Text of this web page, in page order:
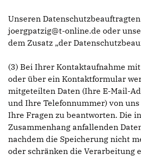
Unseren
joergpatzig@t-online.de oder
dem Zusatz „der
(3) Bei Ihrer Kontaktaufnahme
oder über ein Kontaktformular
mitgeteilten Daten (Ihre E-Mail-
und Ihre Telefonnummer) von
Ihre Fragen zu beantworten. Die
Zusammenhang anfallenden
nachdem die Speicherung nicht
oder schränken die Verarbeitung